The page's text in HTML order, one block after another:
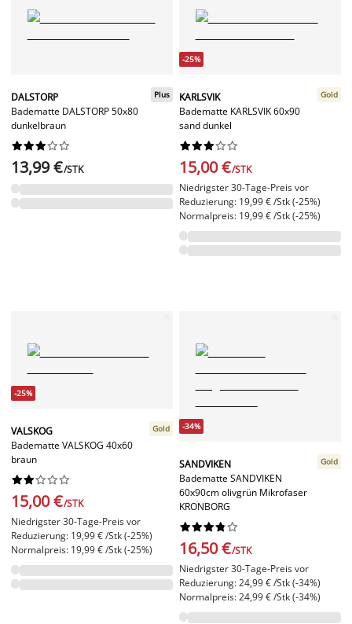
DALSTORP
Badematte DALSTORP 50x80
dunkelbraun
Plus






13,99 €/STK
-25%
KARLSVIK
Badematte KARLSVIK 60x90
sand dunkel
Gold






15,00 €/STK
Niedrigster 30-Tage-Preis vor
Reduzierung: 19,99 € /Stk (-25%)
Normalpreis: 19,99 € /Stk (-25%)
-25%
VALSKOG
Badematte VALSKOG 40x60
braun
Gold






15,00 €/STK
Niedrigster 30-Tage-Preis vor
Reduzierung: 19,99 € /Stk (-25%)
Normalpreis: 19,99 € /Stk (-25%)
-34%
SANDVIKEN
Badematte SANDVIKEN
60x90cm olivgrün Mikrofaser
KRONBORG
Gold






16,50 €/STK
Niedrigster 30-Tage-Preis vor
Reduzierung: 24,99 € /Stk (-34%)
Normalpreis: 24,99 € /Stk (-34%)